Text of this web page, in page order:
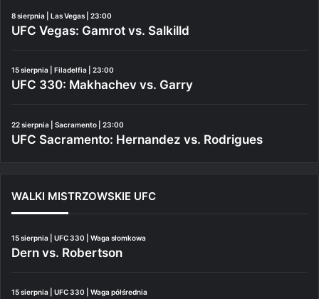
8 sierpnia | Las Vegas | 23:00
UFC Vegas: Gamrot vs. Salkilld
15 sierpnia | Filadelfia | 23:00
UFC 330: Makhachev vs. Garry
22 sierpnia | Sacramento | 23:00
UFC Sacramento: Hernandez vs. Rodrigues
WALKI MISTRZOWSKIE UFC
15 sierpnia | UFC 330 | Waga słomkowa
Dern vs. Robertson
15 sierpnia | UFC 330 | Waga półśrednia